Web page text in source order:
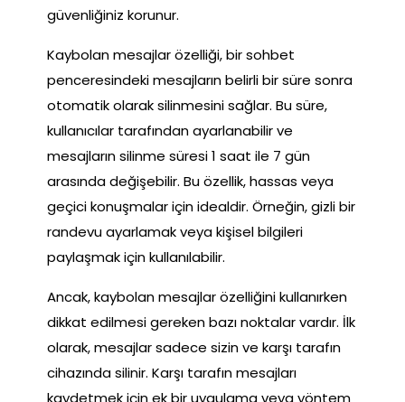
güvenliğiniz korunur.
Kaybolan mesajlar özelliği, bir sohbet
penceresindeki mesajların belirli bir süre sonra
otomatik olarak silinmesini sağlar. Bu süre,
kullanıcılar tarafından ayarlanabilir ve
mesajların silinme süresi 1 saat ile 7 gün
arasında değişebilir. Bu özellik, hassas veya
geçici konuşmalar için idealdir. Örneğin, gizli bir
randevu ayarlamak veya kişisel bilgileri
paylaşmak için kullanılabilir.
Ancak, kaybolan mesajlar özelliğini kullanırken
dikkat edilmesi gereken bazı noktalar vardır. İlk
olarak, mesajlar sadece sizin ve karşı tarafın
cihazında silinir. Karşı tarafın mesajları
kaydetmek için ek bir uygulama veya yöntem